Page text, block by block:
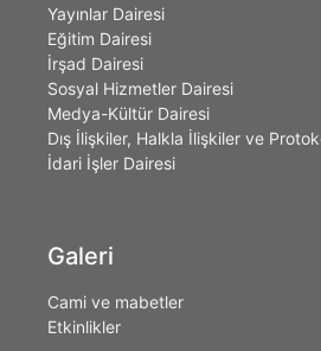
Yayınlar Dairesi
Eğitim Dairesi
İrşad Dairesi
Sosyal Hizmetler Dairesi
Medya-Kültür Dairesi
Dış İlişkiler, Halkla İlişkiler ve
İdari İşler Dairesi
Galeri
Cami ve mabetler
Etkinlikler